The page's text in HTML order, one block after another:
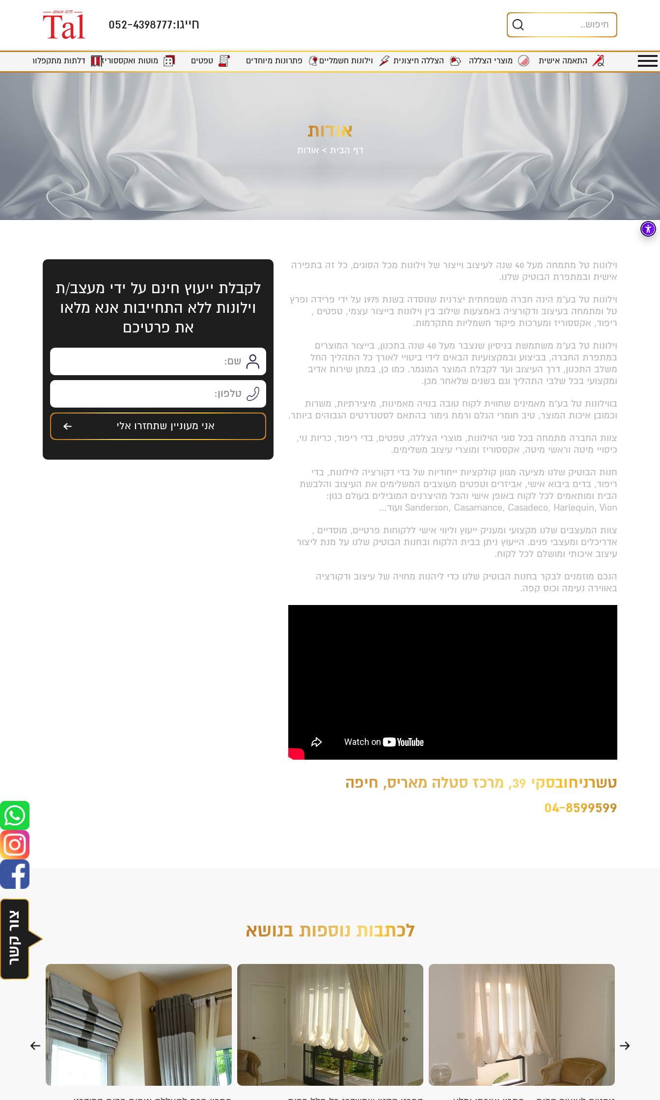
חייגו:052-4398777
התאמה אישית מוצרי הצללה הצללה חיצונית וילונות חשמליים פתרונות מיוחדים טפטים מוטות ואקססוריז דלתות מתקפלות
אודות
דף הבית > אודות
וילונות טל מתמחה מעל 40 שנה לעיצוב וייצור של וילונות מכל הסוגים, כל זה בתפירה
אישית ובמתפרת הבוטיק שלנו.
וילונות טל בע"מ הינה חברה משפחתית יצרנית שנוסדה בשנת 1975 על ידי פרידה ופרץ
טל ומתמחה בעיצוב ודקורציה באמצעות שילוב בין וילונות בייצור עצמי, טפטים ,
ריפוד, אקססוריז ומערכות פיקוד חשמליות מתקדמות.
וילונות טל בע"מ משתמשת בניסיון שנצבר מעל 40 שנה בתכנון, בייצור המוצרים
במתפרת החברה, בביצוע ובמקצועיות הבאים לידי ביטויי לאורך כל התהליך החל
משלב התכנון, דרך העיצוב ועד לקבלת המוצר המוגמר. כמו כן, במתן שירות אדיב
ומקצועי בכל שלבי התהליך וגם בשנים שלאחר מכן.
בווילונות טל בע"מ מאמינים שחווית לקוח טובה בנויה מאמינות, מיצירתיות, משרות
וכמובן איכות המוצר, טיב חומרי הגלם ורמת גימור בהתאם לסטנדרטים הגבוהים ביותר.
צוות החברה מתמחה בכל סוגי הוילונות, מוצרי הצללה, טפטים, בדי ריפוד, כריות נוי,
כיסויי מיטה וראשי מיטה, אקססוריז ומוצרי עיצוב משלימים.
חנות הבוטיק שלנו מציעה מגוון קולקציות ייחודיות של בדי דקורציה לוילונות, בדי
ריפוד, בדים ביבוא אישי, אביזרים וטפטים מעוצבים המשלימים את העיצוב והלבשת
הבית ומותאמים לכל לקוח באופן אישי והכל מהיצרנים המובילים בעולם כגון:
Sanderson, Casamance, Casadeco, Harlequin, Vion ועוד…
צוות המעצבים שלנו מקצועי ומעניק ייעוץ וליווי אישי ללקוחות פרטיים, מוסדיים ,
אדריכלים ומעצבי פנים. הייעוץ ניתן בבית הלקוח ובחנות הבוטיק שלנו על מנת ליצור
עיצוב איכותי ומושלם לכל לקוח.
הנכם מוזמנים לבקר בחנות הבוטיק שלנו כדי ליהנות מחויה של עיצוב ודקורציה
באווירה נעימה וכוס קפה.
טשרניחובסקי 39, מרכז סטלה מאריס, חיפה
04-8599599
לקבלת ייעוץ חינם על ידי מעצב/ת
וילונות ללא התחייבות אנא מלאו
את פרטיכם
אני מעוניין שתחזרו אלי
לכתבות נוספות בנושא